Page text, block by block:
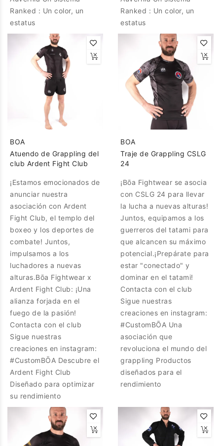
Ranked : Un color, un
estatus
Ranked : Un color, un
estatus
BOA
Atuendo de Grappling del
club Ardent Fight Club
¡Estamos emocionados de
anunciar nuestra
asociación con Ardent
Fight Club, el templo del
boxeo y los deportes de
combate! Juntos,
impulsamos a los
luchadores a nuevas
alturas.Bōa Fightwear x
Ardent Fight Club: ¡Una
alianza forjada en el
fuego de la pasión!
Contacta con el club
Sigue nuestras
creaciones en instagram:
#CustomBŌA Descubre el
Ardent Fight Club
Diseñado para optimizar
su rendimiento
BOA
Traje de Grappling CSLG
24
¡Bōa Fightwear se asocia
con CSLG 24 para llevar
la lucha a nuevas alturas!
Juntos, equipamos a los
guerreros del tatami para
que alcancen su máximo
potencial.¡Prepárate para
estar "conectado" y
dominar en el tatami!
Contacta con el club
Sigue nuestras
creaciones en instagram:
#CustomBŌA Una
asociación que
revoluciona el mundo del
grappling Productos
diseñados para el
rendimiento